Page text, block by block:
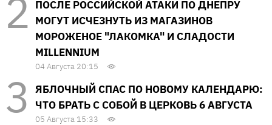
ПОСЛЕ РОССИЙСКОЙ АТАКИ ПО ДНЕПРУ
МОГУТ ИСЧЕЗНУТЬ ИЗ МАГАЗИНОВ
МОРОЖЕНОЕ "ЛАКОМКА" И СЛАДОСТИ
MILLENNIUM
04 Августа 20:15
ЯБЛОЧНЫЙ СПАС ПО НОВОМУ КАЛЕНДАРЮ:
ЧТО БРАТЬ С СОБОЙ В ЦЕРКОВЬ 6 АВГУСТА
05 Августа 15:33